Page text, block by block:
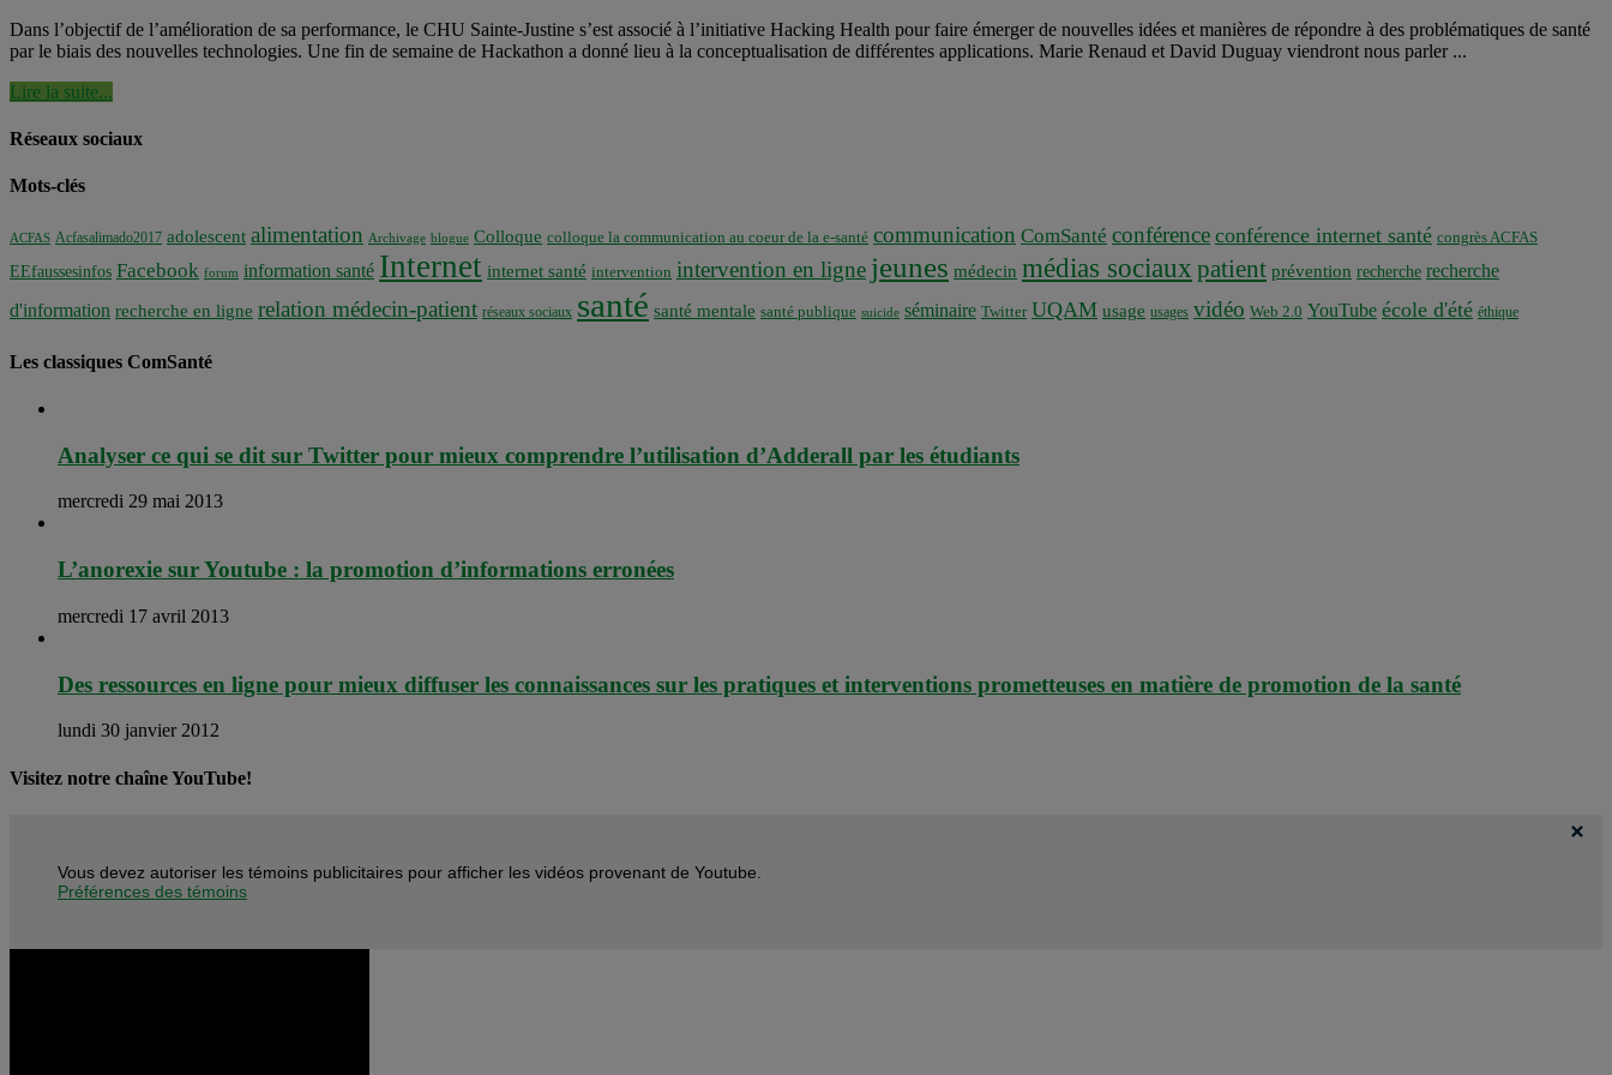
Dans l’objectif de l’amélioration de sa performance, le CHU Sainte-Justine s’est associé à l’initiative Hacking Health pour faire émerger de nouvelles idées et manières de répondre à des problématiques de santé
par le biais des nouvelles technologies. Une fin de semaine de Hackathon a donné lieu à la conceptualisation de différentes applications. Marie Renaud et David Duguay viendront nous parler ...
Lire la suite...
Réseaux sociaux
Mots-clés
ACFAS Acfasalimado2017 adolescent alimentation Archivage blogue Colloque colloque la communication au coeur de la e-santé communication ComSanté conférence conférence internet santé congrès ACFAS
EEfaussesinfos Facebook forum information santé Internet internet santé intervention intervention en ligne jeunes médecin médias sociaux patient prévention recherche recherche
d'information recherche en ligne relation médecin-patient réseaux sociaux santé santé mentale santé publique suicide séminaire Twitter UQAM usage usages vidéo Web 2.0 YouTube école d'été éthique
Les classiques ComSanté
Analyser ce qui se dit sur Twitter pour mieux comprendre l’utilisation d’Adderall par les étudiants
mercredi 29 mai 2013
L’anorexie sur Youtube : la promotion d’informations erronées
mercredi 17 avril 2013
Des ressources en ligne pour mieux diffuser les connaissances sur les pratiques et interventions prometteuses en matière de promotion de la santé
lundi 30 janvier 2012
Visitez notre chaîne YouTube!
Vous devez autoriser les témoins publicitaires pour afficher les vidéos provenant de Youtube.
Préférences des témoins